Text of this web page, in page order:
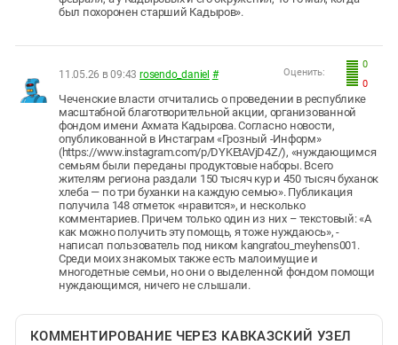
был похоронен старший Кадыров».
0
0
Оценить:
11.05.26 в 09:43 rosendo_daniel #
Чеченские власти отчитались о проведении в республике
масштабной благотворительной акции, организованной
фондом имени Ахмата Кадырова. Согласно новости,
опубликованной в Инстаграм «Грозный -Информ»
(https://www.instagram.com/p/DYKEtAVjD4Z/), «нуждающимся
семьям были переданы продуктовые наборы. Всего
жителям региона раздали 150 тысяч кур и 450 тысяч буханок
хлеба — по три буханки на каждую семью». Публикация
получила 148 отметок «нравится», и несколько
комментариев. Причем только один из них – текстовый: «А
как можно получить эту помощь, я тоже нуждаюсь», -
написал пользователь под ником kangratou_meyhens001.
Среди моих знакомых также есть малоимущие и
многодетные семьи, но они о выделенной фондом помощи
нуждающимся, ничего не слышали.
КОММЕНТИРОВАНИЕ ЧЕРЕЗ КАВКАЗСКИЙ УЗЕЛ